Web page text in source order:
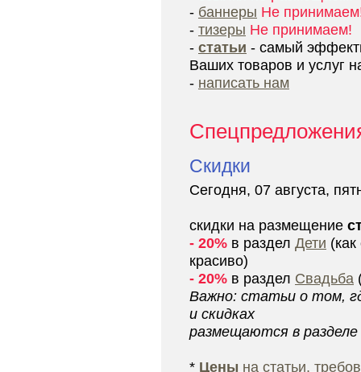
- баннеры Не
- тизеры Не принимаем!
- статьи - самый
Ваших товаров и услуг
- написать нам
Скидки
Сегодня, 07 августа,
скидки на размещение
- 20% в раздел Дети
красиво)
- 20% в раздел Свадьба
Важно: статьи о том,
и скидках
размещаются в разделе
* Цены на статьи,